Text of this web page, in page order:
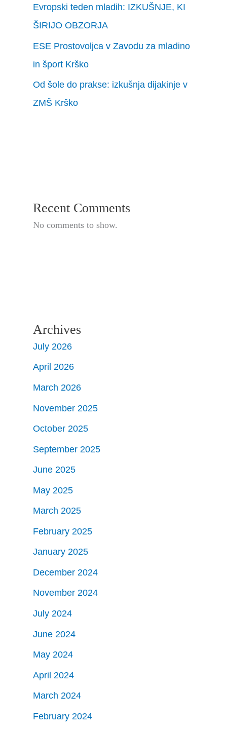
Evropski teden mladih: IZKUŠNJE, KI
ŠIRIJO OBZORJA
ESE Prostovoljca v Zavodu za mladino
in šport Krško
Od šole do prakse: izkušnja dijakinje v
ZMŠ Krško
Recent Comments
No comments to show.
Archives
July 2026
April 2026
March 2026
November 2025
October 2025
September 2025
June 2025
May 2025
March 2025
February 2025
January 2025
December 2024
November 2024
July 2024
June 2024
May 2024
April 2024
March 2024
February 2024